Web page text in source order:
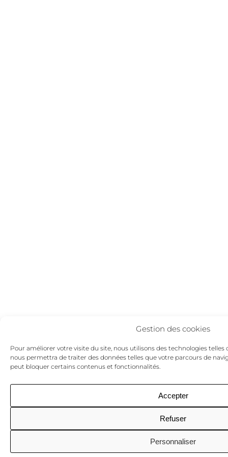
Gestion des cookies
Pour améliorer votre visite du site, nous utilisons des technologies telles
nous permettra de traiter des données telles que votre parcours de
peut bloquer certains contenus et fonctionnalités.
Accepter
Refuser
Personnaliser